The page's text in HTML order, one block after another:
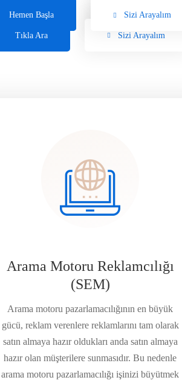
Hemen Başla Sizi Arayalım
Tıkla Ara Sizi Arayalım
Hemen Başla Sizi Arayalım
Tıkla Ara Sizi Arayalım
Arama Motoru Reklamcılığı
(SEM)
Arama motoru pazarlamacılığının en büyük
gücü, reklam verenlere reklamlarını tam olarak
satın almaya hazır oldukları anda satın almaya
hazır olan müşterilere sunmasıdır. Bu nedenle
arama motoru pazarlamacılığı işinizi büyütmek